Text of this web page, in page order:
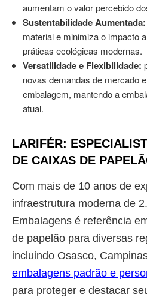
aumentam o valor percebido
Sustentabilidade Aumentada:
material e minimiza o impacto
práticas ecológicas modernas.
Versatilidade e Flexibilidade:
novas demandas de mercado
embalagem, mantendo a
atual.
LARIFÉR:
DE CAIXAS DE
Com mais de 10 anos de
infraestrutura moderna de
Embalagens é referência
de papelão para diversas
incluindo Osasco,
embalagens padrão e
para proteger e destacar